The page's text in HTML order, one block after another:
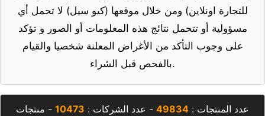
للتجارة اونلاين) ومن خلال موقعها (كيو سيل) لا تحمل أي
مسؤولية أو تتحمل نتائج هذه المعلومات أو الصور و تؤكد
على وجوب التأكد من الأغراض المعلنة شخصيا والقيام
بالفحص قبل الشراء.
عدد المنتجات : 49834 - عدد الشركات : 10473 - منتجات